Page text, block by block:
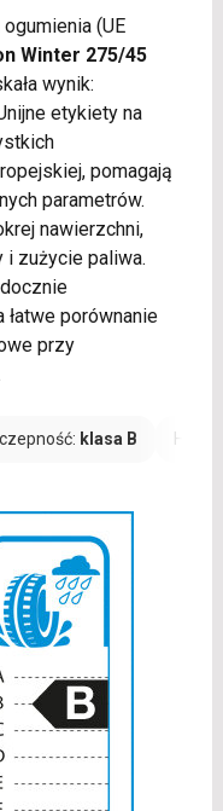
(UE
Winter 275/45
wynik:
etykiety na
pomagają
parametrów.
nawierzchni,
i zużycie paliwa.
porównanie
przy
klasa B